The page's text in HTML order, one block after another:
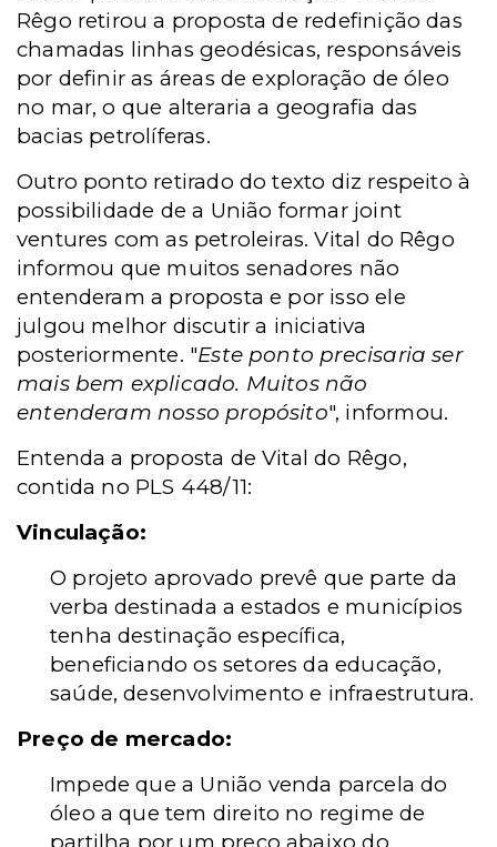
Rêgo retirou a proposta de redefinição das
chamadas linhas geodésicas, responsáveis
por definir as áreas de exploração de óleo
no mar, o que alteraria a geografia das
bacias petrolíferas.
Outro ponto retirado do texto diz respeito à
possibilidade de a União formar joint
ventures com as petroleiras. Vital do Rêgo
informou que muitos senadores não
entenderam a proposta e por isso ele
julgou melhor discutir a iniciativa
posteriormente. "Este ponto precisaria ser
mais bem explicado. Muitos não
entenderam nosso propósito", informou.
Entenda a proposta de Vital do Rêgo,
contida no PLS 448/11:
Vinculação:
O projeto aprovado prevê que parte da
verba destinada a estados e municípios
tenha destinação específica,
beneficiando os setores da educação,
saúde, desenvolvimento e infraestrutura.
Preço de mercado:
Impede que a União venda parcela do
óleo a que tem direito no regime de